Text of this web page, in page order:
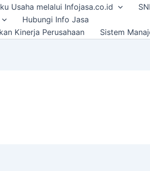
Usaha melalui Infojasa.co.id
Hubungi Info Jasa
Kinerja Perusahaan
Sistem